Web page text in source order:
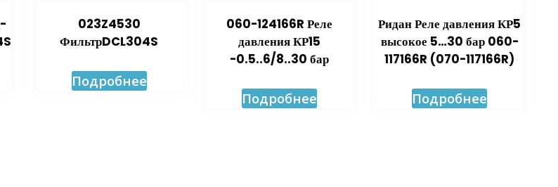
023Z4530
ФильтрDCL304S
Подробнее
060-124166R Реле
давления КР15
-0.5..6/8..30 бар
Подробнее
Ридан Реле давления КР5
высокое 5…30 бар 060-
117166R (070-117166R)
Подробнее